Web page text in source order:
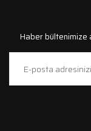
Haber bültenimize